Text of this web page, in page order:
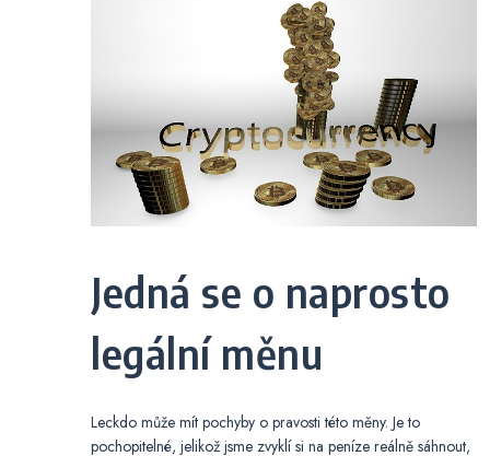
Jedná se o naprosto
legální měnu
Leckdo může mít pochyby o pravosti této měny. Je to
pochopitelné, jelikož jsme zvyklí si na peníze reálně sáhnout,